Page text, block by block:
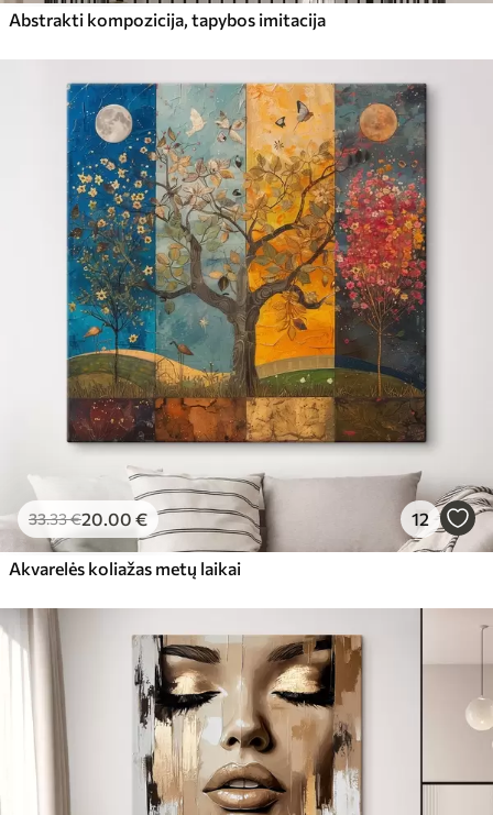
Abstrakti kompozicija, tapybos imitacija
33.33€20.00 € 12
Akvarelės koliažas metų laikai